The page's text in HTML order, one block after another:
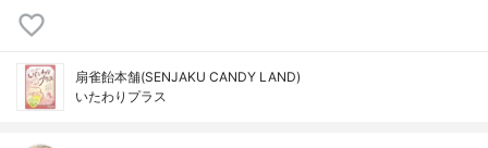
扇雀飴本舗(SENJAKU CANDY LAND)
いたわりプラス